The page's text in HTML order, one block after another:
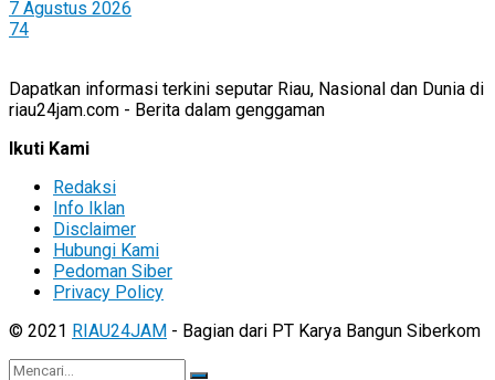
7 Agustus 2026
74
Dapatkan informasi terkini seputar Riau, Nasional dan Dunia di
riau24jam.com - Berita dalam genggaman
Ikuti Kami
Redaksi
Info Iklan
Disclaimer
Hubungi Kami
Pedoman Siber
Privacy Policy
© 2021 RIAU24JAM - Bagian dari PT Karya Bangun Siberkom